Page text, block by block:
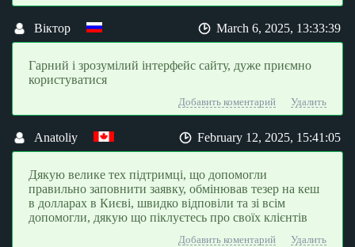
Віктор March 6, 2025, 13:33:39
Гарний і зрозумілий інтерфейс сайту, дуже приємно
користуватися
Добавить коментарий Удалить
Anatoliy February 12, 2025, 15:41:05
Дякую велике тех підтримці, що допомогли
правильно заповнити заявку, обмінював тезер на кеш
в долларах в Києві, швидко відповіли та зі всім
допомогли, дякую що піклуєтесь про своїх клієнтів
Добавить коментарий Удалить